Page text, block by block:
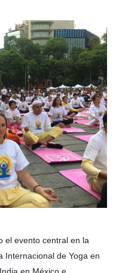
el evento central en la
Internacional de Yoga en
en México e